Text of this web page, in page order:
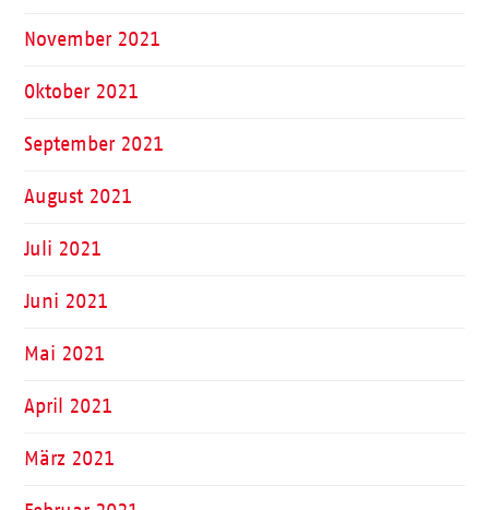
November 2021
Oktober 2021
September 2021
August 2021
Juli 2021
Juni 2021
Mai 2021
April 2021
März 2021